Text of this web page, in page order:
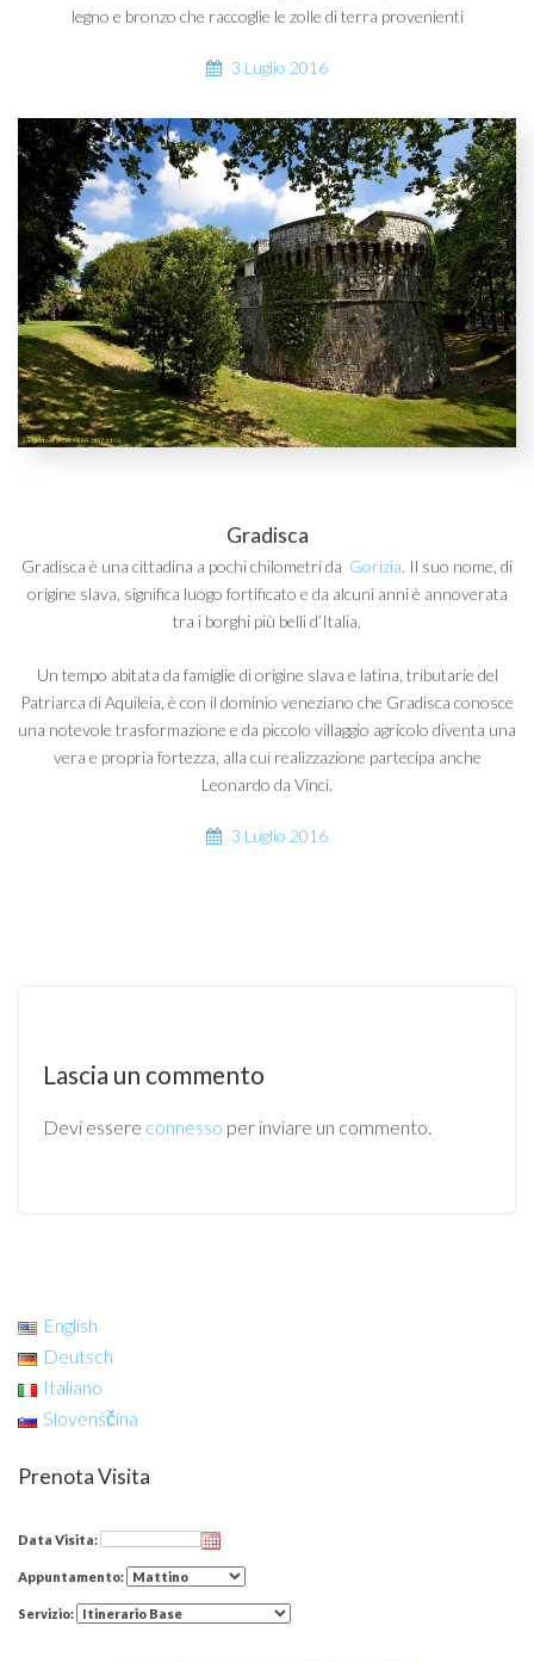
legno e bronzo che raccoglie le zolle di terra provenienti
3 Luglio 2016
Gradisca
Gradisca è una cittadina a pochi chilometri da Gorizia. Il suo nome, di
origine slava, significa luogo fortificato e da alcuni anni è annoverata
tra i borghi più belli d’Italia.
Un tempo abitata da famiglie di origine slava e latina, tributarie del
Patriarca di Aquileia, è con il dominio veneziano che Gradisca conosce
una notevole trasformazione e da piccolo villaggio agricolo diventa una
vera e propria fortezza, alla cui realizzazione partecipa anche
Leonardo da Vinci.
3 Luglio 2016
Lascia un commento
Devi essere connesso per inviare un commento.
English
Deutsch
Italiano
Slovenščina
Prenota Visita
Data Visita:
Appuntamento:
Servizio: